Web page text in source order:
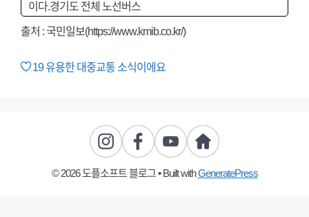
이다.경기도 전체 노선버스
출처 : 국민일보(https://www.kmib.co.kr/)
19유용한 대중교통 소식이에요
© 2026 도플소프트 블로그• Built withGeneratePress